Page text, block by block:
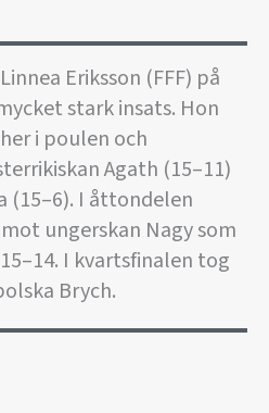
Eriksson (FFF) på
stark insats. Hon
i poulen och
Agath (15–11)
(15–6). I åttondelen
ungerskan Nagy som
I kvartsfinalen tog
Brych.